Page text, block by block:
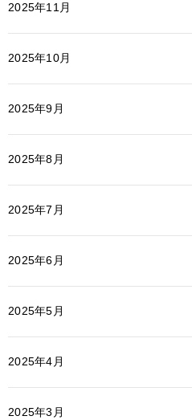
2025年11月
2025年10月
2025年9月
2025年8月
2025年7月
2025年6月
2025年5月
2025年4月
2025年3月